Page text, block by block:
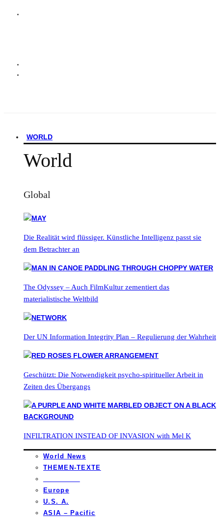
WORLD
World
Global
Die Realität wird flüssiger. Künstliche Intelligenz passt sie
dem Betrachter an
The Odyssey – Auch FilmKultur zementiert das
materialistische Weltbild
Der UN Information Integrity Plan – Regulierung der Wahrheit
Geschützt: Die Notwendigkeit psycho-spiritueller Arbeit in
Zeiten des Übergangs
INFILTRATION INSTEAD OF INVASION with Mel K
World News
THEMEN-TEXTE
Europe
U.S. A.
ASIA – Pacific